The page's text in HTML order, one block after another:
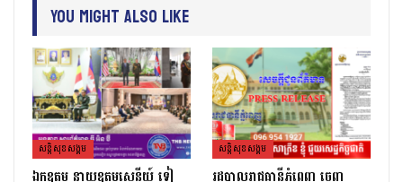
You Might Also Like
សន្តិសុខសង្គម
ឯកឧត្តម នាយឧត្តមសេនីយ៍ ទៀ
សន្តិសុខសង្គម
រដ្ឋបាលរាជធានីភ្នំពេញ ចេញ